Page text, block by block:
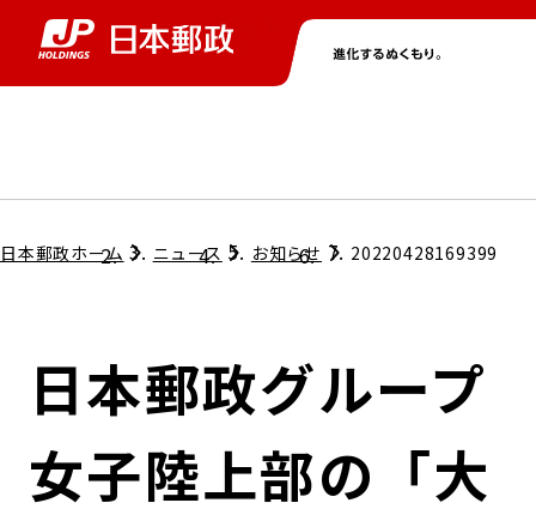
グループ情報トップ
コンプライアンス
ガバナンス
株主・投資家情報トップ
個人投資家のみなさまへ
株式情報
ニューストップ
サステナビリティトップ
担当役員メッセージ
サステナビリティマネジメント
採用情報トップ
日本郵政ホーム ニュース お知らせ 20220428169399
日本郵政グループ
女子陸上部の「大